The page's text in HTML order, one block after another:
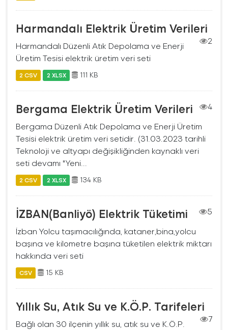
Harmandalı Elektrik Üretim Verileri
2
Harmandalı Düzenli Atık Depolama ve Enerji
Üretim Tesisi elektrik üretim veri seti
2 CSV 2 XLSX 111 KB
Bergama Elektrik Üretim Verileri
4
Bergama Düzenli Atık Depolama ve Enerji Üretim
Tesisi elektrik üretim veri setidir. (31.03.2023 tarihli
Teknoloji ve altyapı değişikliğinden kaynaklı veri
seti devamı "Yeni...
2 CSV 2 XLSX 134 KB
İZBAN(Banliyö) Elektrik Tüketimi
5
İzban Yolcu taşımacılığında, kataner,bina,yolcu
başına ve kilometre başına tüketilen elektrik miktarı
hakkında veri seti
CSV 15 KB
Yıllık Su, Atık Su ve K.Ö.P. Tarifeleri
7
Bağlı olan 30 ilçenin yıllık su, atık su ve K.Ö.P.